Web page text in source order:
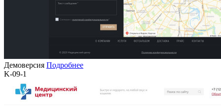
Демоверсия Подробнее
K-09-1